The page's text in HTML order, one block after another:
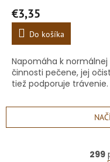
€3,35
Do košíka
Napomáha k normálnej
činnosti pečene, jej
tiež podporuje trávenie.
299